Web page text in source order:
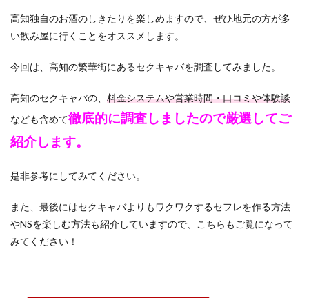
高知独自のお酒のしきたりを楽しめますので、ぜひ地元の方が多
い飲み屋に行くことをオススメします。
今回は、高知の繁華街にあるセクキャバを調査してみました。
高知のセクキャバの、 料金システムや営業時間・口コミや体験談
なども含めて徹底的に調査しましたので厳選してご
紹介します。
是非参考にしてみてください。
また、最後にはセクキャバよりもワクワクするセフレを作る方法
やNSを楽しむ方法も紹介していますので、こちらもご覧になって
みてください！